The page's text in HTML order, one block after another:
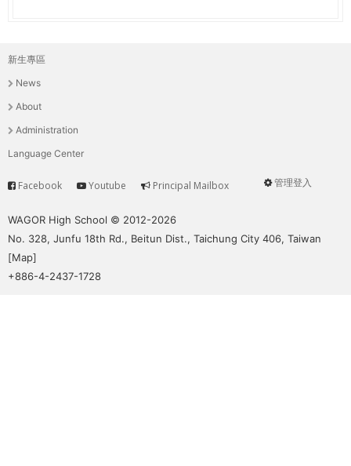
主
選
單
新生專區
News
About
Administration
Language Center
User
管理登入
Service
Facebook Youtube Principal Mailbox
WAGOR High School © 2012-2026
No. 328, Junfu 18th Rd., Beitun Dist., Taichung City 406, Taiwan
[Map]
+886-4-2437-1728